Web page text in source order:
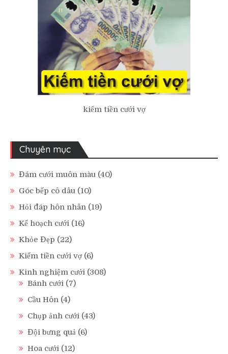
kiếm tiền cưới vợ
Chuyên mục
Đám cưới muôn màu (40)
Góc bếp cô dâu (10)
Hỏi đáp hôn nhân (19)
Kế hoạch cưới (16)
Khỏe Đẹp (22)
Kiếm tiền cưới vợ (6)
Kinh nghiệm cưới (308)
Bánh cưới (7)
Cầu Hôn (4)
Chụp ảnh cưới (43)
Đội bưng quả (6)
Hoa cưới (12)